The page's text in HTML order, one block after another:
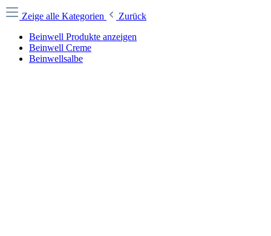
Zeige alle Kategorien
Zurück
Beinwell Produkte anzeigen
Beinwell Creme
Beinwellsalbe